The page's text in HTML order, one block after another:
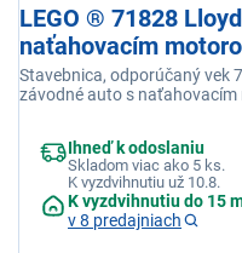
LEGO ® 71828
naťahovacím
Stavebnica, odporúčaný vek
závodné auto s
Ihneď k odoslaniu
Skladom viac ako 5 ks.
K vyzdvihnutiu už 10.8.
K vyzdvihnutiu do 15
v 8 predajniach